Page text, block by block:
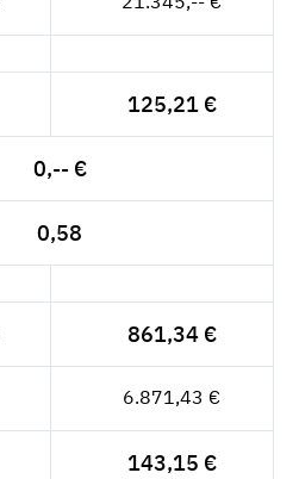
125,21 €
0,-- €
0,58
861,34 €
6.871,43 €
143,15 €